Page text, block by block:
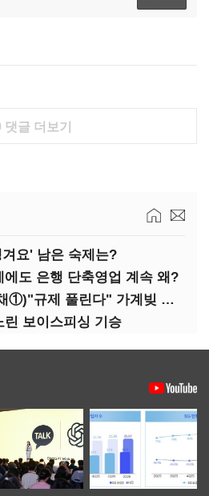
댓글 더보기
요' 남은 숙제는?
도 은행 단축영업 계속 왜?
(Y노믹스와 가계부채①)"규제 풀린다" 가계빚 다시 꿈틀
보이스피싱 기승